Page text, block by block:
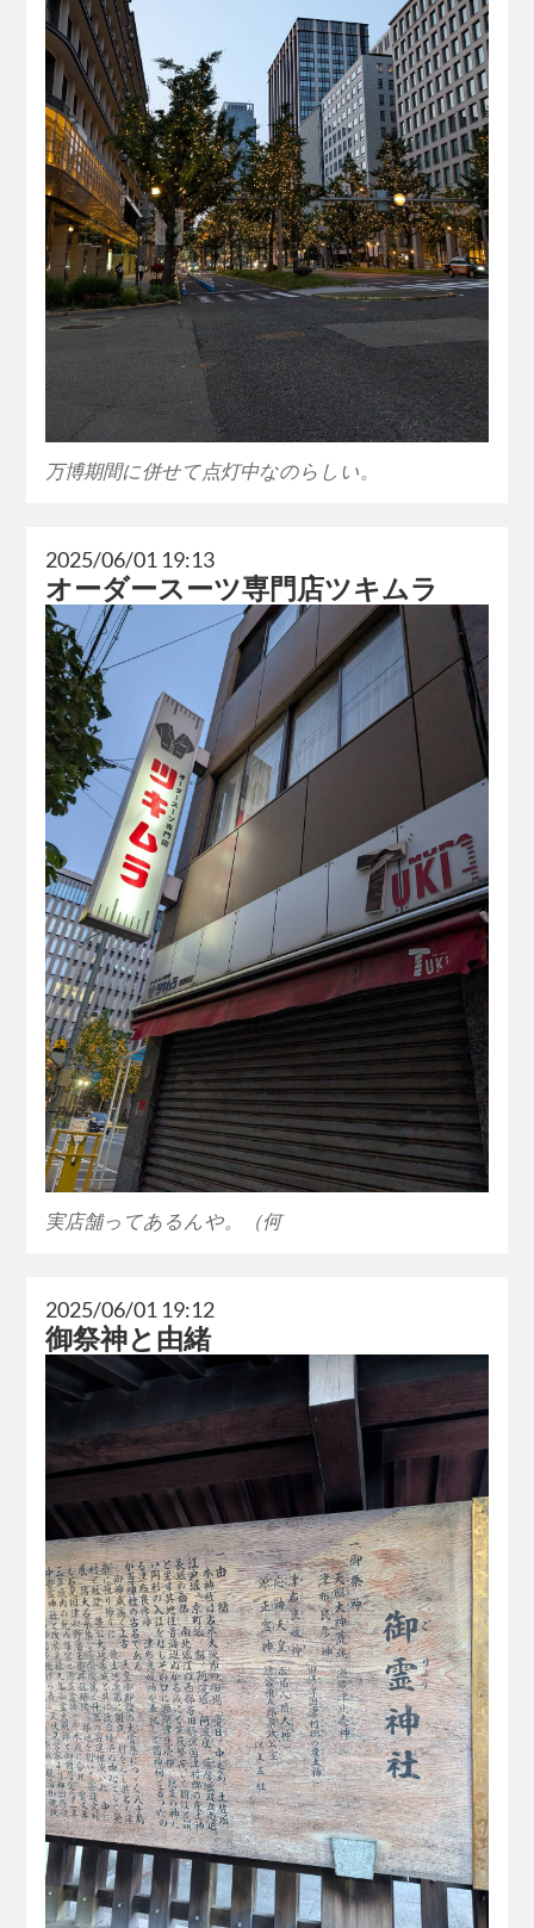
万博期間に併せて点灯中なのらしい。
2025/06/01 19:13
オーダースーツ専門店ツキムラ
実店舗ってあるんや。（何
2025/06/01 19:12
御祭神と由緒